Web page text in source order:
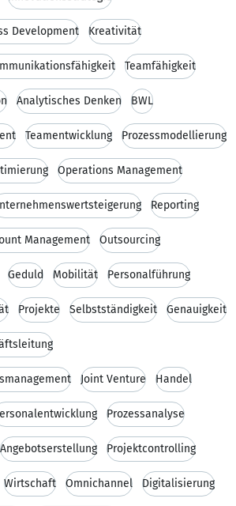
Development Kreativität
Teamfähigkeit
Analytisches Denken BWL
Teamentwicklung Prozessmodellierung
Operations Management
Reporting
Management Outsourcing
Geduld Mobilität Personalführung
Projekte Selbstständigkeit Genauigkeit
Joint Venture Handel
Prozessanalyse
Angebotserstellung Projektcontrolling
Wirtschaft Omnichannel Digitalisierung